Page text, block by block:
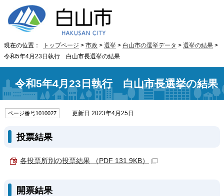
現在の位置： トップページ > 市政 > 選挙 > 白山市の選挙データ > 選挙の結果 >
令和5年4月23日執行 白山市長選挙の結果
令和5年4月23日執行 白山市長選挙の結果
ページ番号1010027 更新日 2023年4月25日
投票結果
各投票所別の投票結果 （PDF 131.9KB）
開票結果